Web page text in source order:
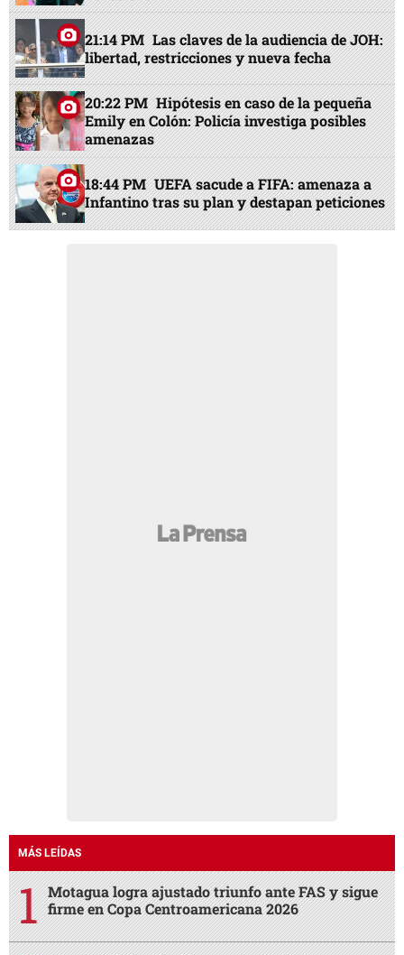
21:14 PM Las claves de la audiencia de JOH:
libertad, restricciones y nueva fecha
20:22 PM Hipótesis en caso de la pequeña
Emily en Colón: Policía investiga posibles
amenazas
18:44 PM UEFA sacude a FIFA: amenaza a
Infantino tras su plan y destapan peticiones
MÁS LEÍDAS
Motagua logra ajustado triunfo ante FAS y sigue
firme en Copa Centroamericana 2026